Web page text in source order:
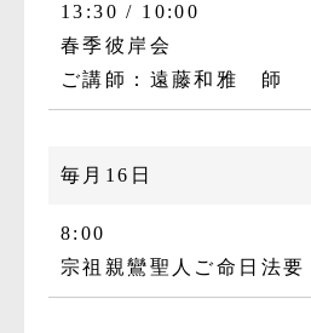
13:30
10:00
春季彼岸会
ご講師：遠藤和雅 師
毎月16日
8:00
宗祖親鸞聖人ご命日法要